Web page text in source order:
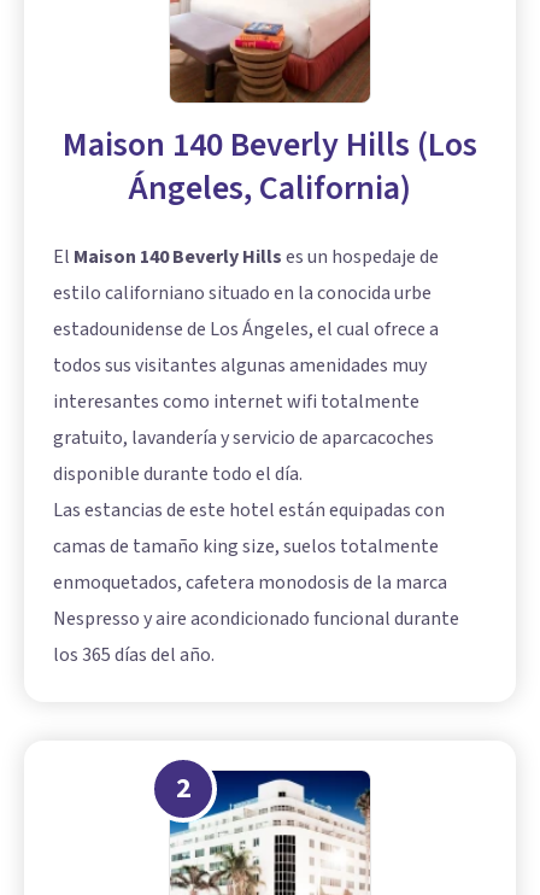
Maison 140 Beverly Hills (Los
Ángeles, California)
El Maison 140 Beverly Hillses un hospedaje de
estilo californiano situado en la conocida urbe
estadounidense de Los Ángeles, el cual ofrece a
todos sus visitantes algunas amenidades muy
interesantes como internet wifi totalmente
gratuito, lavandería y servicio de aparcacoches
disponible durante todo el día.
Las estancias de este hotel están equipadas con
camas de tamaño king size, suelos totalmente
enmoquetados, cafetera monodosis de la marca
Nespresso y aire acondicionado funcional durante
los 365 días del año.
2